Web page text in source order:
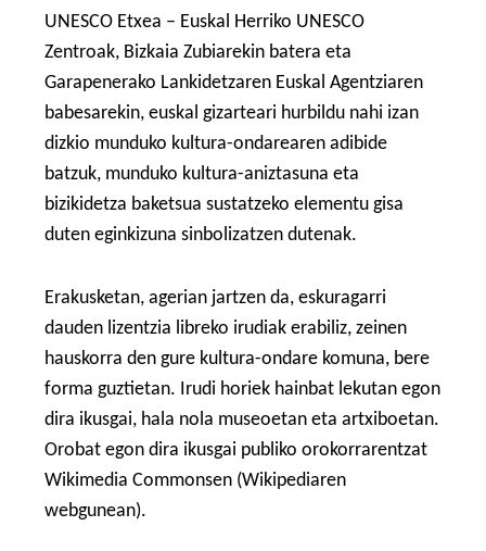
UNESCO Etxea – Euskal Herriko UNESCO
Zentroak, Bizkaia Zubiarekin batera eta
Garapenerako Lankidetzaren Euskal Agentziaren
babesarekin, euskal gizarteari hurbildu nahi izan
dizkio munduko kultura-ondarearen adibide
batzuk, munduko kultura-aniztasuna eta
bizikidetza baketsua sustatzeko elementu gisa
duten eginkizuna sinbolizatzen dutenak.
Erakusketan, agerian jartzen da, eskuragarri
dauden lizentzia libreko irudiak erabiliz, zeinen
hauskorra den gure kultura-ondare komuna, bere
forma guztietan. Irudi horiek hainbat lekutan egon
dira ikusgai, hala nola museoetan eta artxiboetan.
Orobat egon dira ikusgai publiko orokorrarentzat
Wikimedia Commonsen (Wikipediaren
webgunean).